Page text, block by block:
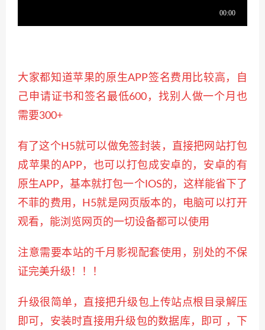
大家都知道苹果的原生APP签名费用比较高，自
己申请证书和签名最低600，找别人做一个月也
需要300+
有了这个H5就可以做免签封装，直接把网站打包
成苹果的APP，也可以打包成安卓的，安卓的有
原生APP，基本就打包一个IOS的，这样能省 下了
不菲的费用，H5就是网页版本的，电脑可以打开
观看，能浏览网页的一切设备都可以使用
注意需要本站的千月影视配套使用，别处的不保
证完美升级！！！
升级很简单，直接把升级包上传站点根目录解压
即可，安装时直接用升级包的数据库，即可 ，下